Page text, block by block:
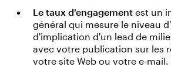
Le taux d'engagement est un
général qui mesure le niveau
d'implication d'un lead de
avec votre publication sur les
votre site Web ou votre e-mail.